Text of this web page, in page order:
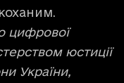
цифрової
юстиції
України,